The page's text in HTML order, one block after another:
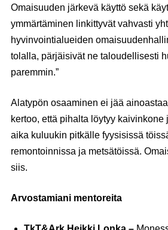
Omaisuuden järkevä käyttö sekä
ymmärtäminen linkittyvät vahvasti
hyvinvointialueiden
tolalla, pärjäisivät ne taloudellisesti
paremmin.”
Alatypön osaaminen ei jää
kertoo, että pihalta löytyy kaivinkone
aika kuluukin pitkälle fyysisissä
remontoinnissa ja metsätöissä.
siis.
Arvostamiani mentoreita